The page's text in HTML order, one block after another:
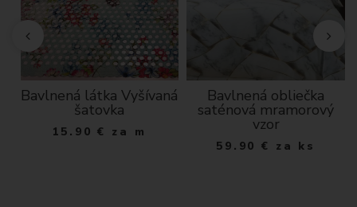
Bavlnená látka Vyšívaná
šatovka
15.90 € za m
Bavlnená obliečka
saténová mramorový
vzor
59.90 € za ks